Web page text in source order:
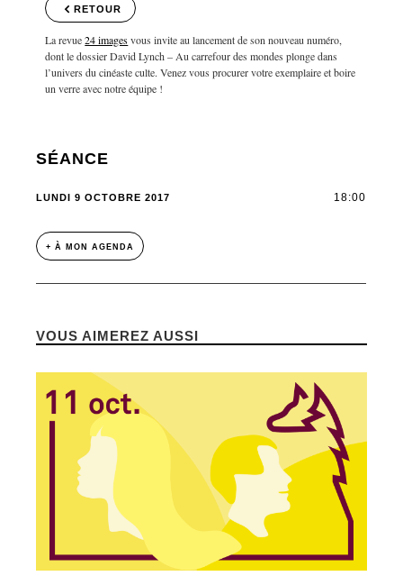
RETOUR
La revue24 imagesvous invite au lancement de son nouveau numéro,
dont le dossier David Lynch – Au carrefour des mondes plonge dans
l’univers du cinéaste culte. Venez vous procurer votre exemplaire et boire
un verre avec notre équipe !
SÉANCE
LUNDI 9 OCTOBRE 2017 18:00
+ À MON AGENDA
VOUS AIMEREZ AUSSI